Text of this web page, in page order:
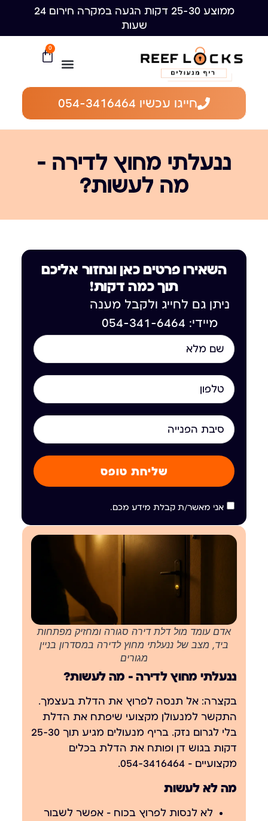
ממוצע 25-30 דקות הגעה במקרה חירום 24
שעות
0
חייגו עכשיו 054-3416464
ננעלתי מחוץ לדירה —
מה לעשות?
אדם עומד מול דלת דירה סגורה ומחזיק מפתחות
ביד, מצב של ננעלתי מחוץ לדירה במסדרון בניין
מגורים
ננעלתי מחוץ לדירה — מה לעשות?
בקצרה: אל תנסה לפרוץ את הדלת בעצמך.
התקשר למנעולן מקצועי שיפתח את הדלת
בלי לגרום נזק. בריף מנעולים מגיע תוך 25-30
דקות בגוש דן ופותח את הדלת בכלים
מקצועיים — 054-3416464.
מה לא לעשות
לא לנסות לפרוץ בכוח — אפשר לשבור
השאירו פרטים כאן ונחזור אליכם
תוך כמה דקות!
ניתן גם לחייג ולקבל מענה
מיידי: 054-341-6464
אני מאשר/ת קבלת מידע מכם.
שליחת טופס